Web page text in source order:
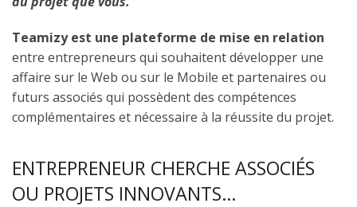
Teamizy est une plateforme de mise en relation
entre entrepreneurs qui souhaitent développer une
affaire sur le Web ou sur le Mobile et partenaires ou
futurs associés qui possèdent des compétences
complémentaires et nécessaire à la réussite du projet.
ENTREPRENEUR CHERCHE ASSOCIÉS
OU PROJETS INNOVANTS…